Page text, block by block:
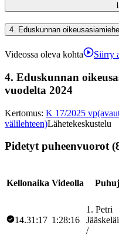
4. Eduskunnan
Videossa oleva kohta Siirry
4. Eduskunnan
vuodelta 2024
Kertomus: K 17/2025 vp
välilehteen)Lähetekeskustelu
Pidetyt puheenvuorot
Kellonaika Videolla
14.31:17 1:28:16
1 . Petri
/